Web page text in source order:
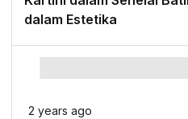
dalam Estetika
2 years ago